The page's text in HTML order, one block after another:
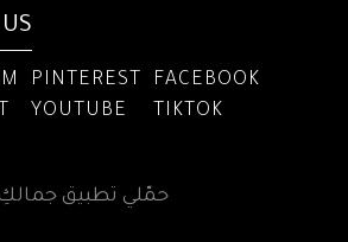
PINTEREST
FACEBOOK
YOUTUBE
TIKTOK
حمّلي تطبيق جمالكِ